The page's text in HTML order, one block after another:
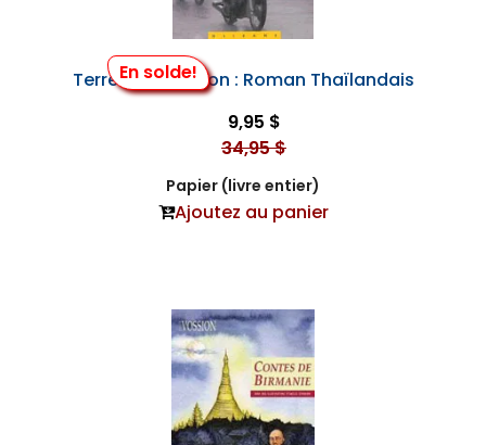
En solde!
Terre de Mousson : Roman Thaïlandais
9,95 $
34,95 $
Papier (livre entier)
Ajoutez au panier